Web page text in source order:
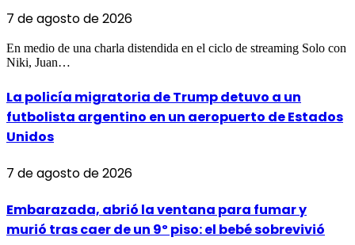
7 de agosto de 2026
En medio de una charla distendida en el ciclo de streaming Solo con
Niki, Juan…
La policía migratoria de Trump detuvo a un
futbolista argentino en un aeropuerto de Estados
Unidos
7 de agosto de 2026
Embarazada, abrió la ventana para fumar y
murió tras caer de un 9º piso: el bebé sobrevivió